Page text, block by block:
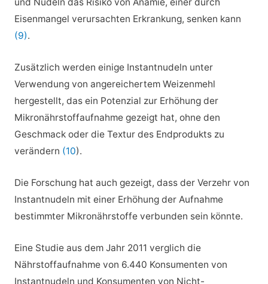
und Nudeln das Risiko von Anämie, einer durch
Eisenmangel verursachten Erkrankung, senken kann
(9).
Zusätzlich werden einige Instantnudeln unter
Verwendung von angereichertem Weizenmehl
hergestellt, das ein Potenzial zur Erhöhung der
Mikronährstoffaufnahme gezeigt hat, ohne den
Geschmack oder die Textur des Endprodukts zu
verändern (10).
Die Forschung hat auch gezeigt, dass der Verzehr von
Instantnudeln mit einer Erhöhung der Aufnahme
bestimmter Mikronährstoffe verbunden sein könnte.
Eine Studie aus dem Jahr 2011 verglich die
Nährstoffaufnahme von 6.440 Konsumenten von
Instantnudeln und Konsumenten von Nicht-